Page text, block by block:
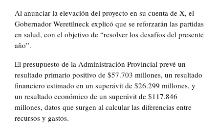
Al anunciar la elevación del proyecto en su cuenta de X, el
Gobernador Weretilneck explicó que se reforzarán las partidas
en salud, con el objetivo de “resolver los desafíos del presente
año”.
El presupuesto de la Administración Provincial prevé un
resultado primario positivo de $57.703 millones, un resultado
financiero estimado en un superávit de $26.299 millones, y
un resultado económico de un superávit de $117.846
millones, datos que surgen al calcular las diferencias entre
recursos y gastos.